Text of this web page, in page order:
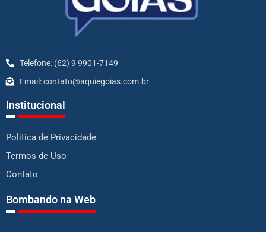
Telefone: (62) 9 9901-7149
Email: contato@aquiegoias.com.br
Institucional
Política de Privacidade
Termos de Uso
Contato
Bombando na Web